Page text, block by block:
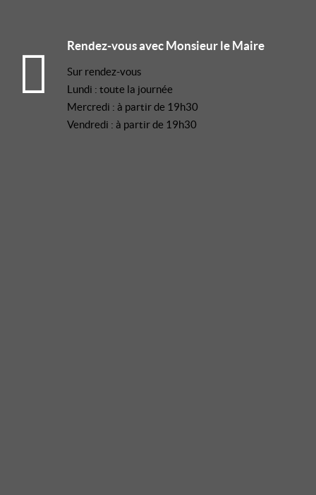
Rendez-vous avec Monsieur le Maire
Sur rendez-vous
Lundi : toute la journée
Mercredi : à partir de 19h30
Vendredi : à partir de 19h30